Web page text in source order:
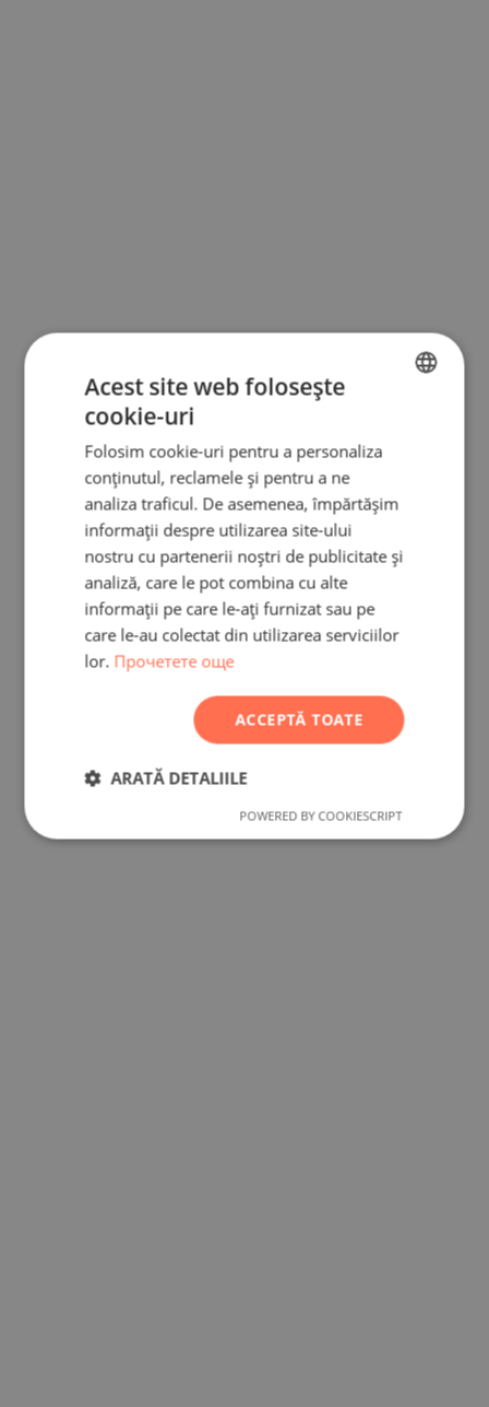
ENGLISH
FRENCH
POLISH
ROMANIAN
CZECH
Acest site web folosește
cookie-uri
Folosim cookie-uri pentru a personaliza
conținutul, reclamele și pentru a ne
analiza traficul. De asemenea, împărtășim
informații despre utilizarea site-ului
nostru cu partenerii noștri de publicitate și
analiză, care le pot combina cu alte
informații pe care le-ați furnizat sau pe
care le-au colectat din utilizarea serviciilor
lor. Прочетете още
ACCEPTĂ TOATE
ARATĂ DETALIILE
POWERED BY COOKIESCRIPT